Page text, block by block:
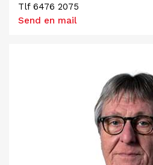
Tlf 6476 2075
Send en mail